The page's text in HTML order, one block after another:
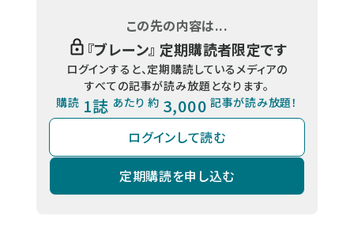
この先の内容は...
『ブレーン』 定期購読者限定です
ログインすると、定期購読しているメディアの
すべての記事が読み放題となります。
購読 1誌 あたり 約 3,000 記事が読み放題！
ログインして読む
定期購読を申し込む